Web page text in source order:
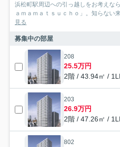
浜松町駅周辺への引っ越しをお考え
ａｍａｍａｔｓｕｃｈｏ」。知らない
見る
募集中の部屋
208
25.5万円
2階 / 43.94㎡ /
203
26.9万円
2階 / 47.26㎡ /
802